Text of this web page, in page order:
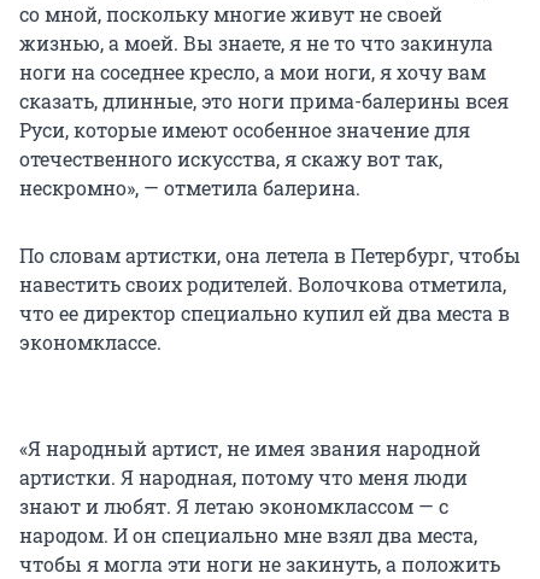
со мной, поскольку многие живут не своей
жизнью, а моей. Вы знаете, я не то что закинула
ноги на соседнее кресло, а мои ноги, я хочу вам
сказать, длинные, это ноги прима-балерины всея
Руси, которые имеют особенное значение для
отечественного искусства, я скажу вот так,
нескромно», — отметила балерина.
По словам артистки, она летела в Петербург, чтобы
навестить своих родителей. Волочкова отметила,
что ее директор специально купил ей два места в
экономклассе.
«Я народный артист, не имея звания народной
артистки. Я народная, потому что меня люди
знают и любят. Я летаю экономклассом — с
народом. И он специально мне взял два места,
чтобы я могла эти ноги не закинуть, а положить